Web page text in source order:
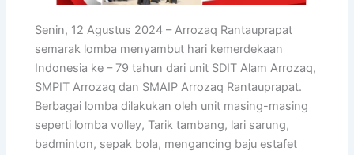
Senin, 12 Agustus 2024 – Arrozaq Rantauprapat
semarak lomba menyambut hari kemerdekaan
Indonesia ke – 79 tahun dari unit SDIT Alam Arrozaq,
SMPIT Arrozaq dan SMAIP Arrozaq Rantauprapat.
Berbagai lomba dilakukan oleh unit masing-masing
seperti lomba volley, Tarik tambang, lari sarung,
badminton, sepak bola, mengancing baju estafet